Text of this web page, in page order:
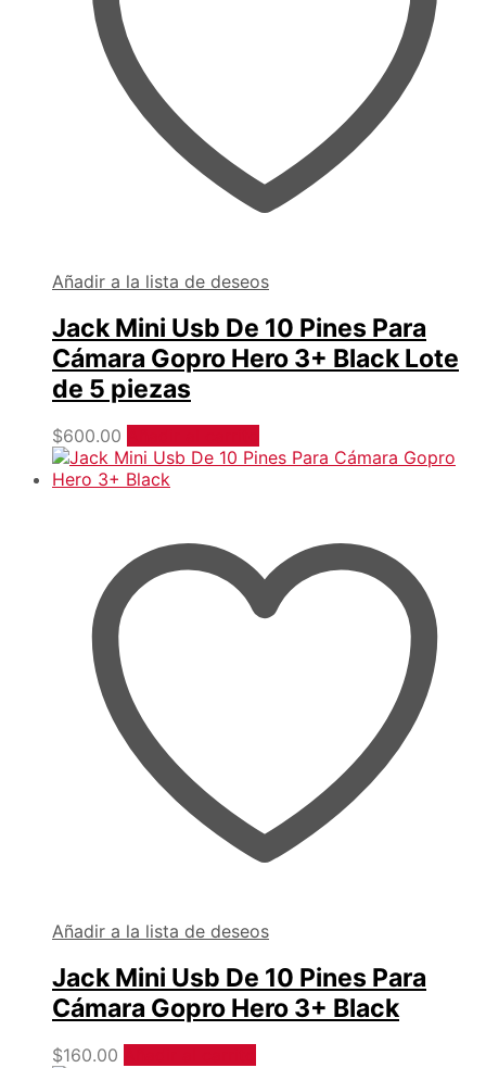
Añadir a la lista de deseos
Jack Mini Usb De 10 Pines Para
Cámara Gopro Hero 3+ Black Lote
de 5 piezas
$600.00
Añadir a la lista de deseos
Jack Mini Usb De 10 Pines Para
Cámara Gopro Hero 3+ Black
$160.00